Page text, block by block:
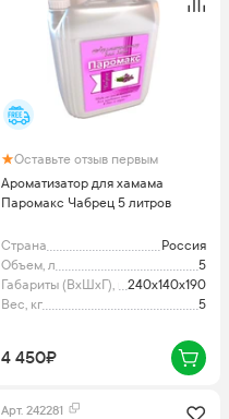
Оставьте отзыв первым
Ароматизатор для хамама
Паромакс Чабрец 5 литров
Страна
Россия
Объем, л
5
Габариты (ВхШхГ), мм240x140x190
Вес, кг
5
4 450₽
Арт. 242281